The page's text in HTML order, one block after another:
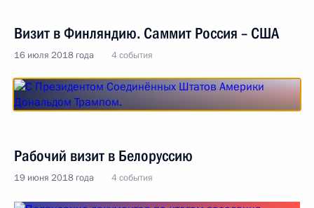
Визит в Финляндию. Саммит Россия – США
16 июля 2018 года 4 события
Рабочий визит в Белоруссию
19 июня 2018 года 4 события